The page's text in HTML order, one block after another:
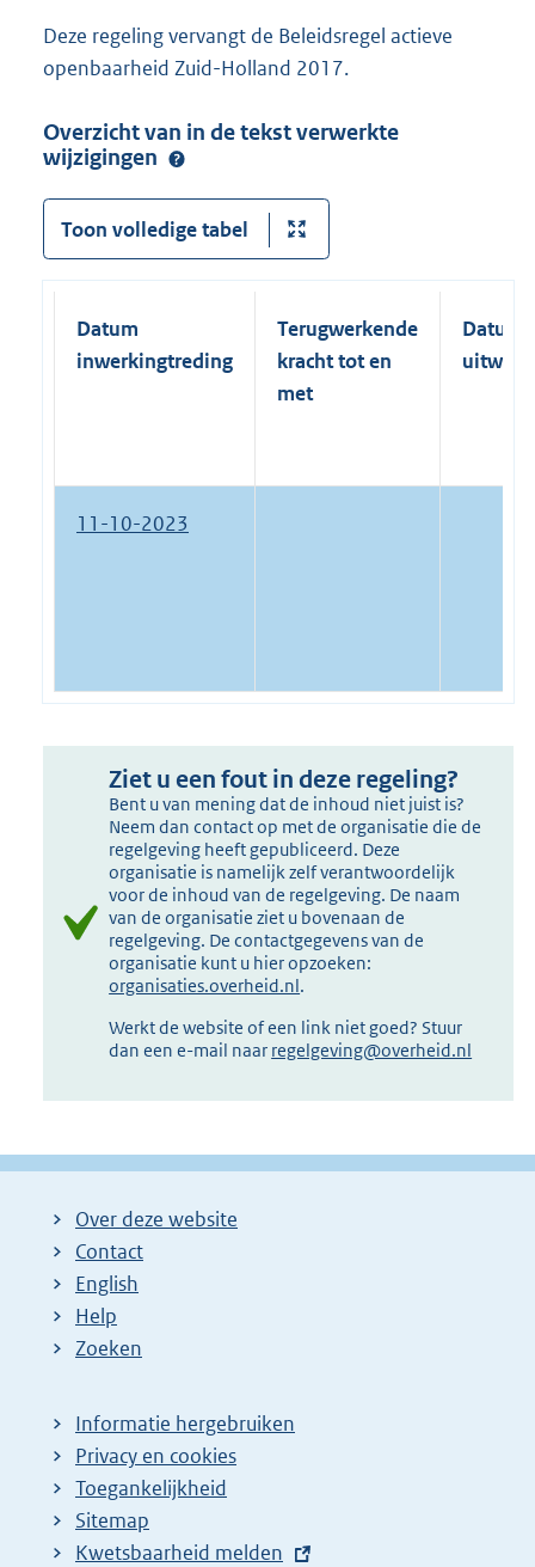
Deze regeling vervangt de Beleidsregel actieve
openbaarheid Zuid-Holland 2017.
Overzicht van in de tekst verwerkte
wijzigingen
Toon volledige tabel
Datum
inwerkingtreding
Terugwerkende
kracht tot en
met
Datum
11-10-2023
Ziet u een fout in deze regeling?
Bent u van mening dat de inhoud niet juist is?
Neem dan contact op met de organisatie die de
regelgeving heeft gepubliceerd. Deze
organisatie is namelijk zelf verantwoordelijk
voor de inhoud van de regelgeving. De naam
van de organisatie ziet u bovenaan de
regelgeving. De contactgegevens van de
organisatie kunt u hier opzoeken:
organisaties.overheid.nl.
Werkt de website of een link niet goed? Stuur
dan een e-mail naar regelgeving@overheid.nl
Over deze website
Contact
English
Help
Zoeken
Informatie hergebruiken
Privacy en cookies
Toegankelijkheid
Sitemap
E
Kwetsbaarheid melden